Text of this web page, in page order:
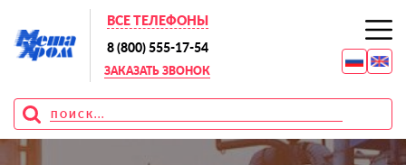
ВСЕ ТЕЛЕФОНЫ
8 (800) 555-17-54
ЗАКАЗАТЬ ЗВОНОК